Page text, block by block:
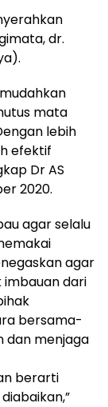
dr.
mata
lebih
efektif
Dr AS
2020.
agar selalu
agar
imbauan dari
bersama-
dan menjaga
berarti